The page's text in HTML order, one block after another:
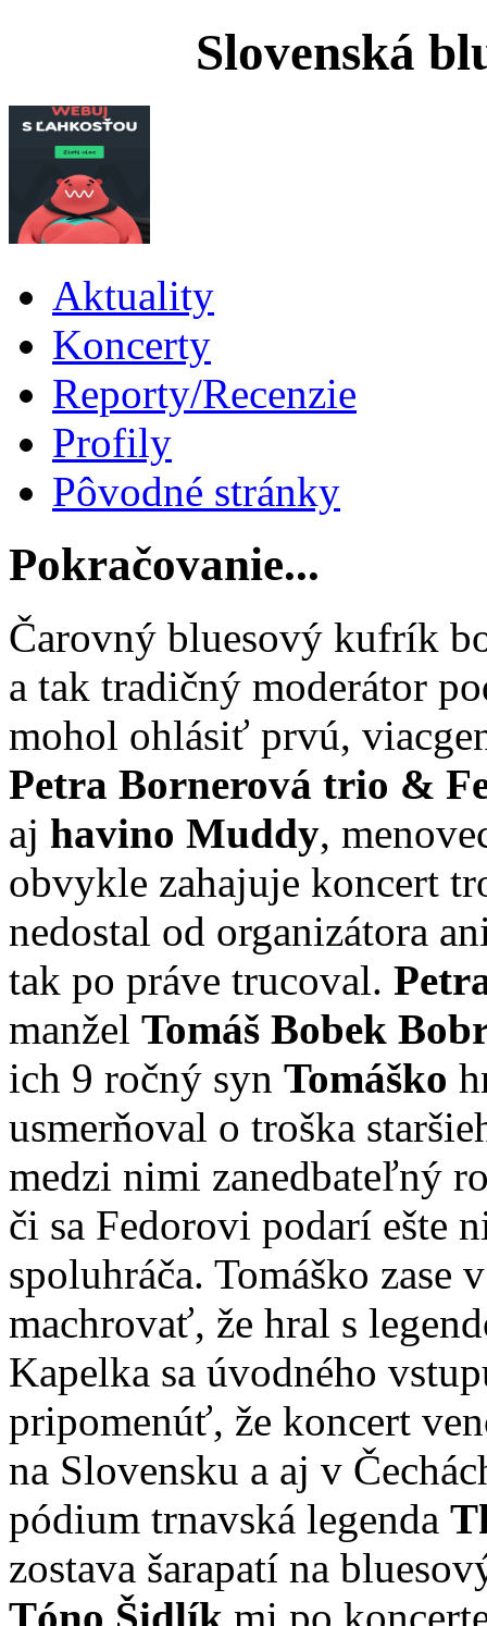
Slovenská
Aktuality
Koncerty
Reporty/Recenzie
Profily
Pôvodné stránky
Pokračovanie...
Čarovný bluesový kufrík
a tak tradičný moderátor
mohol ohlásiť prvú,
Petra Bornerová trio &
aj havino Muddy,
obvykle zahajuje koncert
nedostal od organizátora
tak po práve trucoval.
manžel Tomáš Bobek
ich 9 ročný syn Tomáško
usmerňoval o troška
medzi nimi zanedbateľný
či sa Fedorovi podarí ešte
spoluhráča. Tomáško zase
machrovať, že hral s
Kapelka sa úvodného
pripomenúť, že koncert
na Slovensku a aj v
pódium trnavská legenda
zostava šarapatí na
Tóno Šidlík mi po